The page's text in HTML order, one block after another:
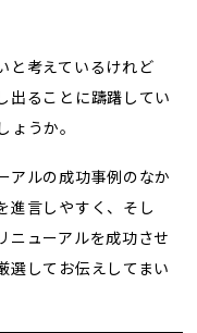
と考えているけれど
出ることに躊躇してい
うか。
アルの成功事例のなか
進言しやすく、そし
ニューアルを成功させ
選してお伝えしてまい